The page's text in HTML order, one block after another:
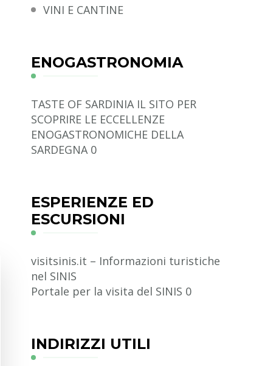
VINI E CANTINE
ENOGASTRONOMIA
TASTE OF SARDINIA IL SITO PER
SCOPRIRE LE ECCELLENZE
ENOGASTRONOMICHE DELLA
SARDEGNA 0
ESPERIENZE ED
ESCURSIONI
visitsinis.it – Informazioni turistiche
nel SINIS
Portale per la visita del SINIS 0
INDIRIZZI UTILI